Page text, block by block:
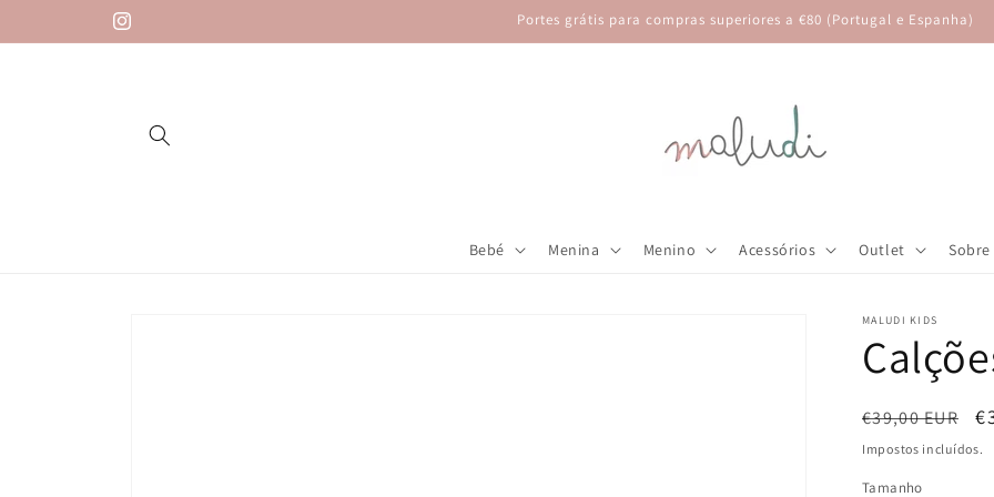
conteúdo
Instagram
Portes grátis para compras superiores a €80 (Portugal e Espanha)
Bebé Menina Menino Acessórios Outlet Sobre
MALUDI KIDS
Preço
normal
€39,00 EUR
de
Impostos incluídos.
Tamanho